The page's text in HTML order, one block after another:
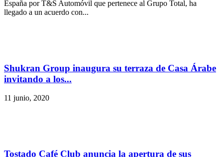
España por T&S Automóvil que pertenece al Grupo Total, ha
llegado a un acuerdo con...
Shukran Group inaugura su terraza de Casa Árabe
invitando a los...
11 junio, 2020
Tostado Café Club anuncia la apertura de sus